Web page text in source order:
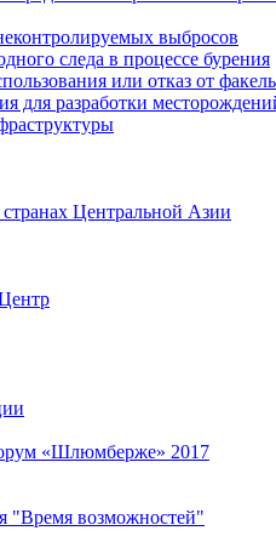
выбросов
следа в процессе бурения
или отказ от
для разработки
Центральной Азии
«Шлюмберже» 2017
"Время возможностей"